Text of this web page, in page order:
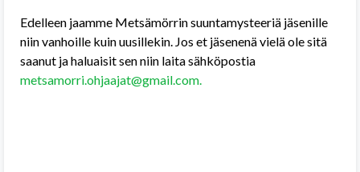
Edelleen jaamme Metsämörrin suuntamysteeriä jäsenille
niin vanhoille kuin uusillekin. Jos et jäsenenä vielä ole sitä
saanut ja haluaisit sen niin laita sähköpostia
metsamorri.ohjaajat@gmail.com.